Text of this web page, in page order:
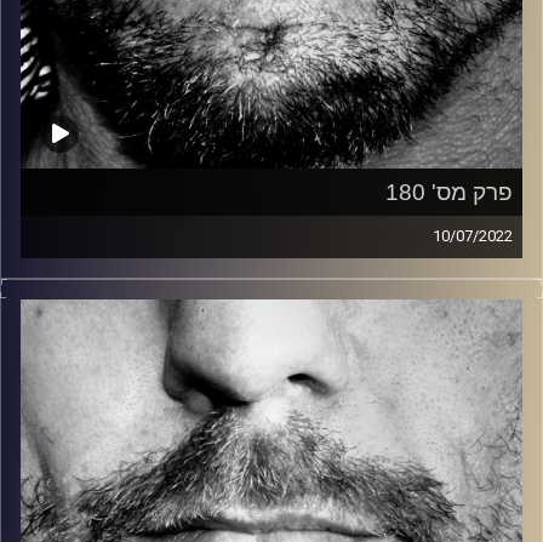
פרק מס' 180
10/07/2022
זיפים, מוזיקה מחוספסת של הופעות חיות. הרבה ג'אם, רוק,
בלוז, bluegrass, ג'אז, Fאנק, פרוגרסיב ואפילו אלקטרוניקה.
כל מה שחי, אמיתי ונושם.
עם שמוליק רגב.
קרדיט תמונות: David Goehring